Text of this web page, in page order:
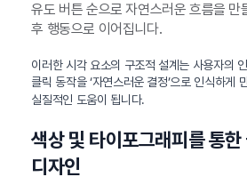
유도 버튼 순으로 자연스러운 흐름을 만
후 행동으로 이어집니다.
이러한 시각 요소의 구조적 설계는 사용자의
클릭 동작을 ‘자연스러운 결정’으로 인식하게
실질적인 도움이 됩니다.
색상 및 타이포그래피를 통
디자인